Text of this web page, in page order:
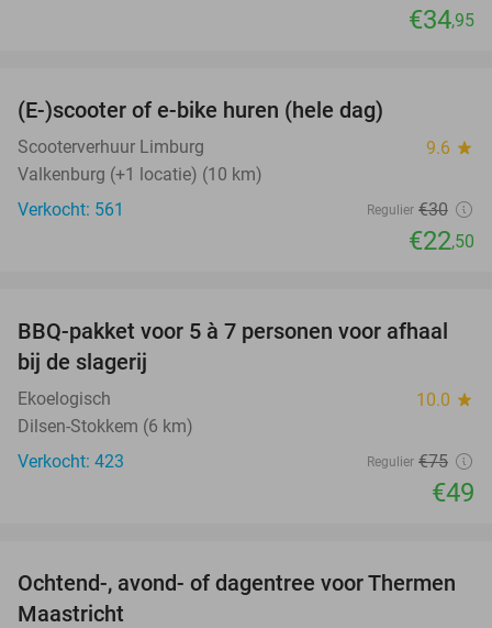
€34,95
(E-)scooter of e-bike huren (hele dag)
Scooterverhuur Limburg 9.6 star
Valkenburg (+1 locatie) (10 km)
Verkocht: 561
Regulier €30
€22,50
35%
BBQ-pakket voor 5 à 7 personen voor afhaal
bij de slagerij
Ekoelogisch 10.0 star
Dilsen-Stokkem (6 km)
Verkocht: 423
Regulier €75
€49
25%
Ochtend-, avond- of dagentree voor Thermen
Maastricht